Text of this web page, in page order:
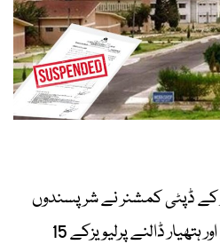
ڈپٹی کمشنر نے شرپسندوں
کے خلاف مزاحمت نہ کرنے اور ہتھیار ڈالنے پرلیویزکے 15